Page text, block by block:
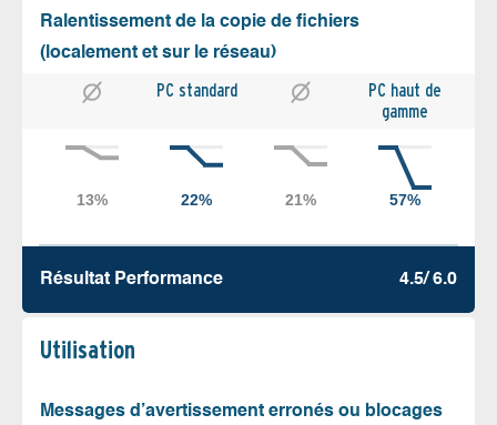
Ralentissement de la copie de fichiers
(localement et sur le réseau)
PC standard
PC haut de
gamme
Résultat Performance 4.5/ 6.0
Utilisation
Messages d’avertissement erronés ou blocages